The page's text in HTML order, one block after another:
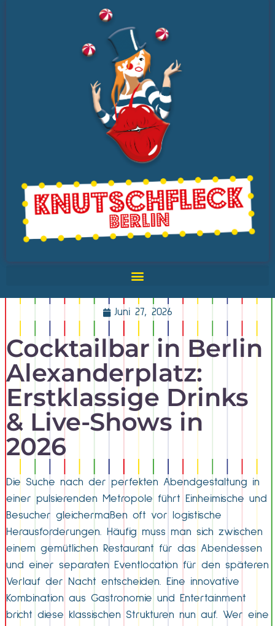
Juni 27, 2026
Cocktailbar in Berlin
Alexanderplatz:
Erstklassige Drinks
& Live-Shows in
2026
Die Suche nach der perfekten Abendgestaltung in
einer pulsierenden Metropole führt Einheimische und
Besucher gleichermaßen oft vor logistische
Herausforderungen. Häufig muss man sich zwischen
einem gemütlichen Restaurant für das Abendessen
und einer separaten Eventlocation für den späteren
Verlauf der Nacht entscheiden. Eine innovative
Kombination aus Gastronomie und Entertainment
bricht diese klassischen Strukturen nun auf. Wer eine